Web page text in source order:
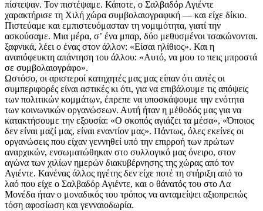
πίστεψαν. Τον πιστέψαμε. Κάποτε, ο Σαλβαδόρ Αγιέντε
χαρακτήρισε τη Χιλή χώρα συμβολαιογραφική — και είχε δίκιο.
Πιστεύαμε και εμπιστευόμασταν τη νομιμότητα, γιατί την
ασκούσαμε. Μια μέρα, σʼ ένα μπαρ, δύο μεθυσμένοι τσακώνονται.
ξαφνικά, λέει ο ένας στον άλλον: «Είσαι ηλίθιος». Και η
αναπόφευκτη απάντηση του άλλου: «Αυτό, να μου το πεις μπροστά
σε συμβολαιογράφο».
Ωστόσο, οι αριστεροί κατηχητές μας μας είπαν ότι αυτές οι
συμπεριφορές είναι αστικές κι ότι, για να επιβάλουμε τις απόψεις
των πολιτικών κομμάτων, έπρεπε να υποσκάψουμε την ενότητα
των κοινωνικών οργανώσεων. Αυτή ήταν η μέθοδός μας για να
κατακτήσουμε την εξουσία: «Ο σκοπός αγιάζει τα μέσα», «Όποιος
δεν είναι μαζί μας, είναι εναντίον μας». Πάντως, όλες εκείνες οι
οργανώσεις που είχαν γεννηθεί υπό την επιρροή των πρώτων
αναρχικών, ενσωματώθηκαν στο συλλογικό μας όνειρο, στον
αγώνα των χιλίων ημερών διακυβέρνησης της χώρας από τον
Αγιέντε. Κανένας άλλος ηγέτης δεν είχε ποτέ τη στήριξη από το
λαό που είχε ο Σαλβαδόρ Αγιέντε, και ο θάνατός του στο Λα
Μονέδα ήταν ο μοναδικός του τρόπος να ανταμείψει αξιοπρεπώς
τόση αφοσίωση και γενναιοδωρία.